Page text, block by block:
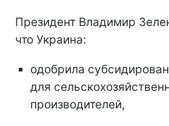
Президент Владимир
что Украина:
одобрила
для
производителей,